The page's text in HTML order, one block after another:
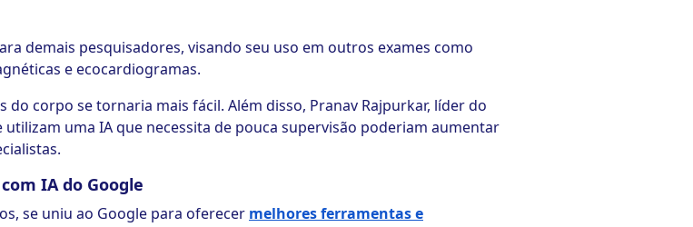
demais pesquisadores, visando seu uso em outros exames como
e ecocardiogramas.
corpo se tornaria mais fácil. Além disso, Pranav Rajpurkar, líder do
uma IA que necessita de pouca supervisão poderiam aumentar
IA do Google
se uniu ao Google para oferecer melhores ferramentas e